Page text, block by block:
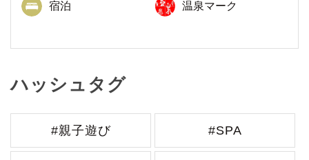
宿泊 温泉マーク
ハッシュタグ
#親子遊び #SPA